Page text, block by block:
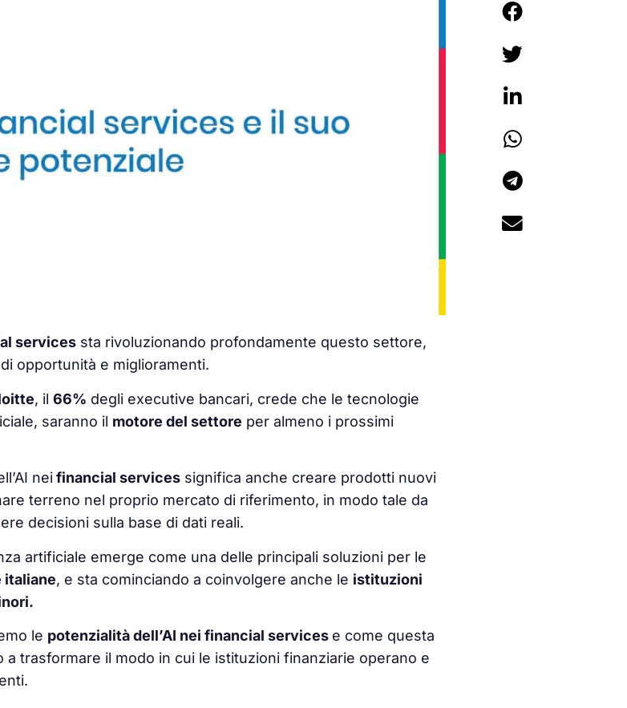
servicessta rivoluzionando profondamente questo settore,
opportunità e miglioramenti.
, il 66% degli executive bancari, crede che le tecnologie
saranno il motore del settore per almeno i prossimi
neifinancial servicessignifica anche creare prodotti nuovi
terreno nel proprio mercato di riferimento, in modo tale da
decisioni sulla base di dati reali.
artificiale emerge come una delle principali soluzioni per le
italiane, e sta cominciando a coinvolgere anche le istituzioni
le potenzialità dell’AI nei financial services e come questa
trasformare il modo in cui le istituzioni finanziarie operano e